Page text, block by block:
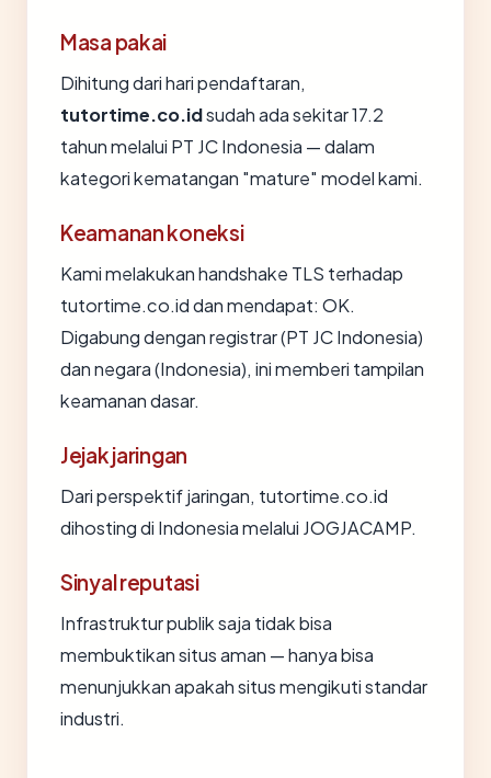
Masa pakai
Dihitung dari hari pendaftaran,
tutortime.co.idsudah ada sekitar 17.2
tahun melalui PT JC Indonesia — dalam
kategori kematangan "mature" model kami.
Keamanan koneksi
Kami melakukan handshake TLS terhadap
tutortime.co.id dan mendapat: OK.
Digabung dengan registrar (PT JC Indonesia)
dan negara (Indonesia), ini memberi tampilan
keamanan dasar.
Jejak jaringan
Dari perspektif jaringan, tutortime.co.id
dihosting di Indonesia melalui JOGJACAMP.
Sinyal reputasi
Infrastruktur publik saja tidak bisa
membuktikan situs aman — hanya bisa
menunjukkan apakah situs mengikuti standar
industri.